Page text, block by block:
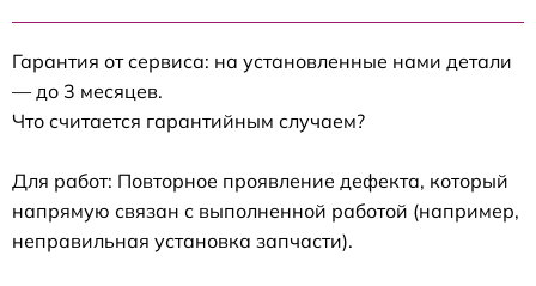
Гарантия от сервиса: на установленные нами детали
— до 3 месяцев.
Что считается гарантийным случаем?
Для работ: Повторное проявление дефекта, который
напрямую связан с выполненной работой (например,
неправильная установка запчасти).